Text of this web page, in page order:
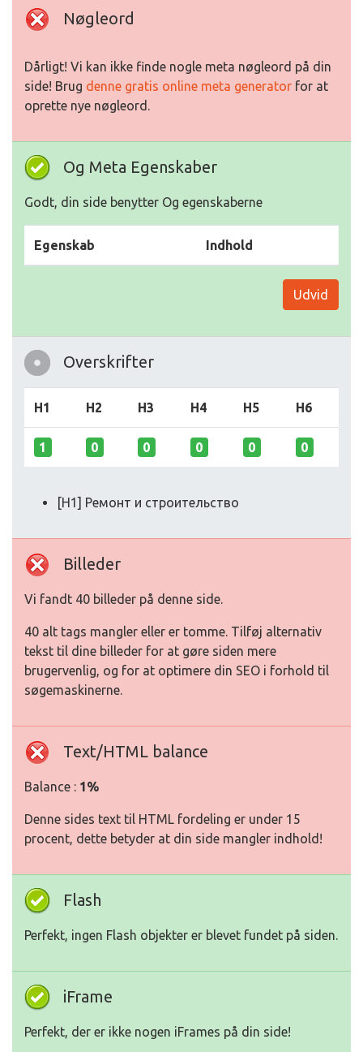
Nøgleord
Dårligt! Vi kan ikke finde nogle meta nøgleord på din
side! Brug denne gratis online meta generator for at
oprette nye nøgleord.
Og Meta Egenskaber
Godt, din side benytter Og egenskaberne
Egenskab Indhold
Udvid
Overskrifter
H1 H2 H3 H4 H5 H6
1 0 0 0 0 0
[H1] Ремонт и строительство
Billeder
Vi fandt 40 billeder på denne side.
40 alt tags mangler eller er tomme. Tilføj alternativ
tekst til dine billeder for at gøre siden mere
brugervenlig, og for at optimere din SEO i forhold til
søgemaskinerne.
Text/HTML balance
Balance : 1%
Denne sides text til HTML fordeling er under 15
procent, dette betyder at din side mangler indhold!
Flash
Perfekt, ingen Flash objekter er blevet fundet på siden.
iFrame
Perfekt, der er ikke nogen iFrames på din side!